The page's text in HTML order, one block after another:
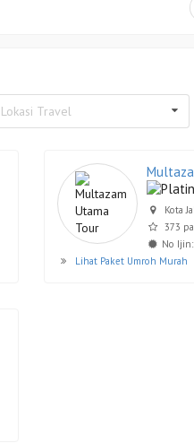
Lokasi Travel
Kota
373
No
Lihat Paket Umroh Murah